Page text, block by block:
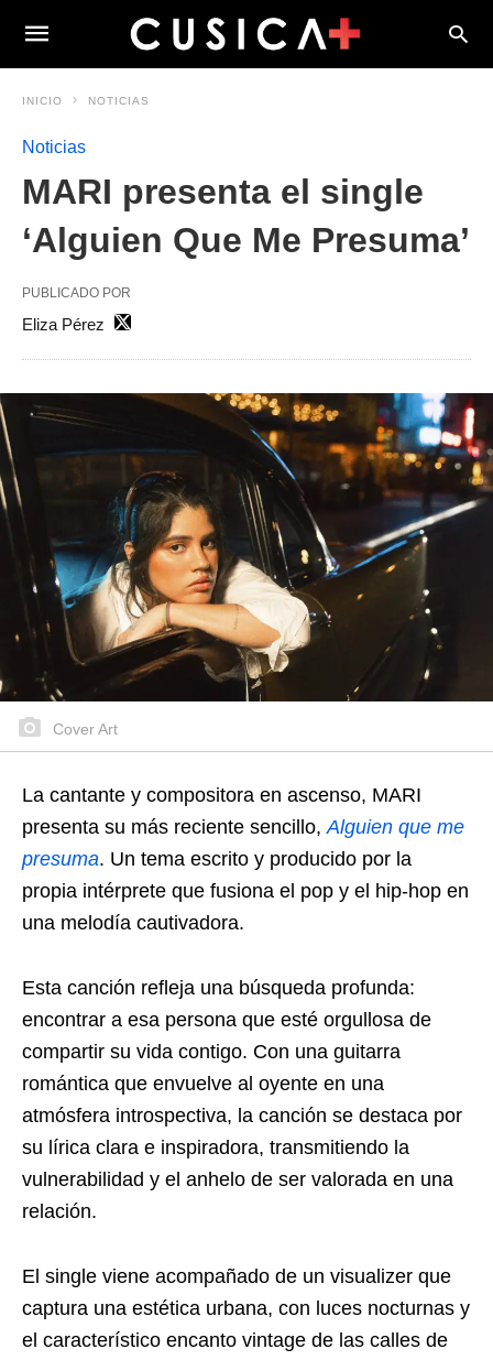
INICIO NOTICIAS
Noticias
MARI presenta el single
‘Alguien Que Me Presuma’
PUBLICADO POR
Eliza Pérez
Cover Art
La cantante y compositora en ascenso, MARI
presenta su más reciente sencillo,Alguien que me
presuma. Un tema escrito y producido por la
propia intérprete que fusiona el pop y el hip-hop en
una melodía cautivadora.
Esta canción refleja una búsqueda profunda:
encontrar a esa persona que esté orgullosa de
compartir su vida contigo. Con una guitarra
romántica que envuelve al oyente en una
atmósfera introspectiva, la canción se destaca por
su lírica clara e inspiradora, transmitiendo la
vulnerabilidad y el anhelo de ser valorada en una
relación.
El single viene acompañado de un visualizer que
captura una estética urbana, con luces nocturnas y
el característico encanto vintage de las calles de